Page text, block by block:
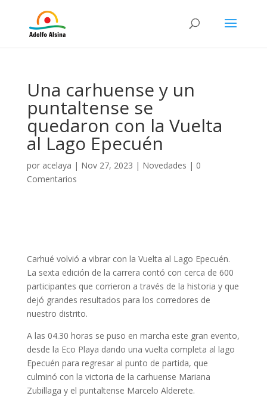
Una carhuense y un
puntaltense se
quedaron con la Vuelta
al Lago Epecuén
por acelaya | Nov 27, 2023 | Novedades | 0
Comentarios
Carhué volvió a vibrar con la Vuelta al Lago Epecuén.
La sexta edición de la carrera contó con cerca de 600
participantes que corrieron a través de la historia y que
dejó grandes resultados para los corredores de
nuestro distrito.
A las 04.30 horas se puso en marcha este gran evento,
desde la Eco Playa dando una vuelta completa al lago
Epecuén para regresar al punto de partida, que
culminó con la victoria de la carhuense Mariana
Zubillaga y el puntaltense Marcelo Alderete.